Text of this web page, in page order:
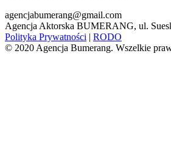
agencjabumerang@gmail.com
Agencja Aktorska BUMERANG, ul.
Polityka Prywatności | RODO
© 2020 Agencja Bumerang. Wszelkie